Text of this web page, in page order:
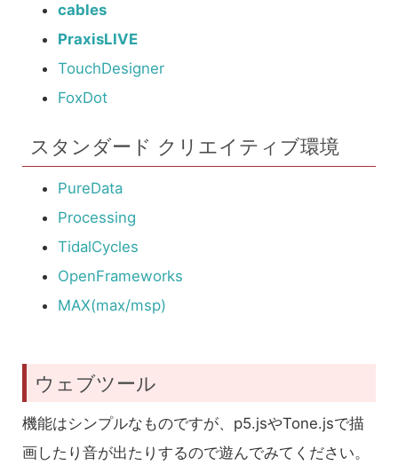
cables
PraxisLIVE
TouchDesigner
FoxDot
スタンダード クリエイティブ環境
PureData
Processing
TidalCycles
OpenFrameworks
MAX(max/msp)
ウェブツール
機能はシンプルなものですが、p5.jsやTone.jsで描
画したり音が出たりするので遊んでみてください。